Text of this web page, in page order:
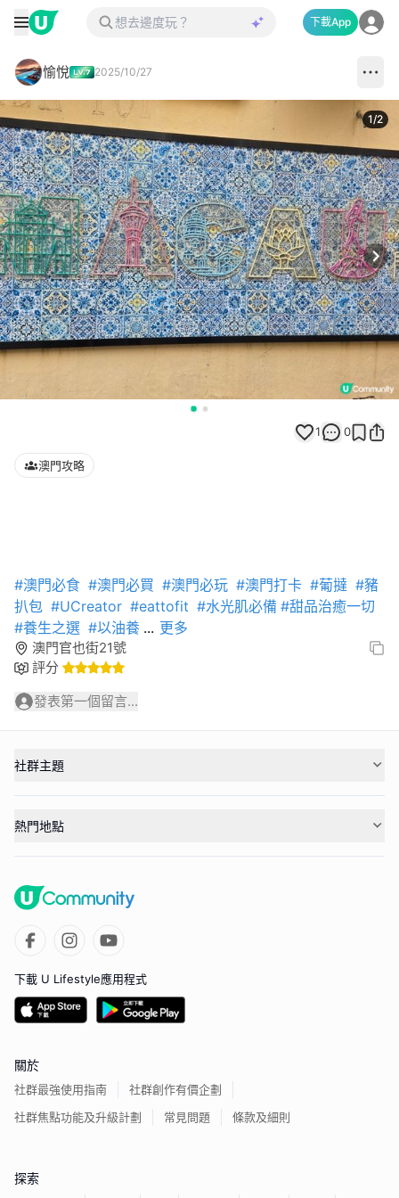
下載App
愉悅 2025/10/27
1/2
1 0
澳門攻略
#澳門必食 #澳門必買 #澳門必玩 #澳門打卡 #葡撻 #豬
扒包 #UCreator #eattofit #水光肌必備 #甜品治癒一切
#養生之選 #以油養 ... 更多
澳門官也街21號
評分
發表第一個留言...
社群主題
熱門地點
下載 U Lifestyle應用程式
關於
社群最強使用指南
社群創作有價企劃
社群焦點功能及升級計劃
常見問題 條款及細則
探索